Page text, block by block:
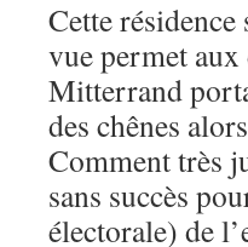
Cette
vue permet aux
Mitterrand
des chênes
Comment très
sans succès
électorale) de